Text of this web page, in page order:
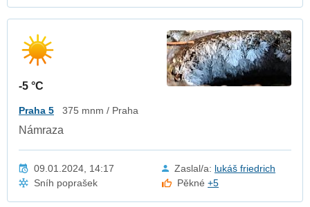
-5 °C
Praha 5 375 mnm / Praha
Námraza
09.01.2024, 14:17 Zaslal/a: lukáš friedrich
Sníh poprašek
Pěkné+5